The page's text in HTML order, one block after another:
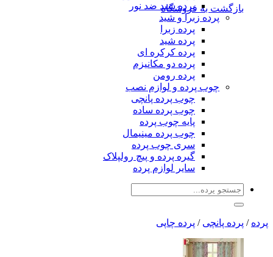
بازگشت به فروشگاهپرده شید ضد نور
پرده زبرا و شید
پرده زبرا
پرده شید
پرده کرکره ای
پرده دو مکانیزم
پرده رومن
چوب پرده و لوازم نصب
چوب پرده پانچی
چوب پرده ساده
پایه چوب پرده
چوب پرده مینیمال
سری چوب پرده
گیره پرده و پیچ رولپلاک
سایر لوازم پرده
جستجو
پرده / پرده پانچی / پرده چاپی